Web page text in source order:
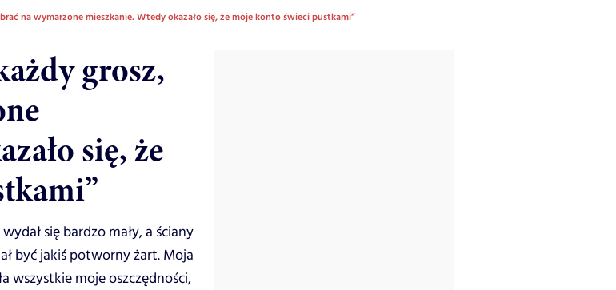
na wymarzone mieszkanie. Wtedy okazało się, że moje konto świeci pustkami”
grosz,
się, że
się bardzo mały, a ściany
być jakiś potworny żart. Moja
wszystkie moje oszczędności,